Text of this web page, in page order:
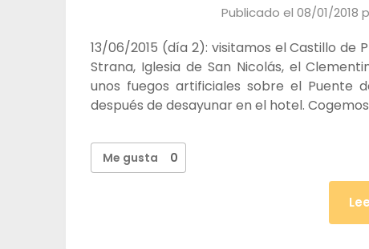
Publicado el08/01/2018
13/06/2015 (día 2): visitamos el Castillo de
Strana, Iglesia de San Nicolás, el
unos fuegos artificiales sobre el Puente
después de desayunar en el hotel.
Me gusta 0